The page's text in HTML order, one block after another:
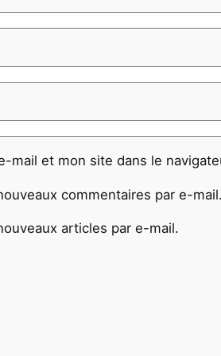
mail et mon site dans le
commentaires par e-mail.
articles par e-mail.